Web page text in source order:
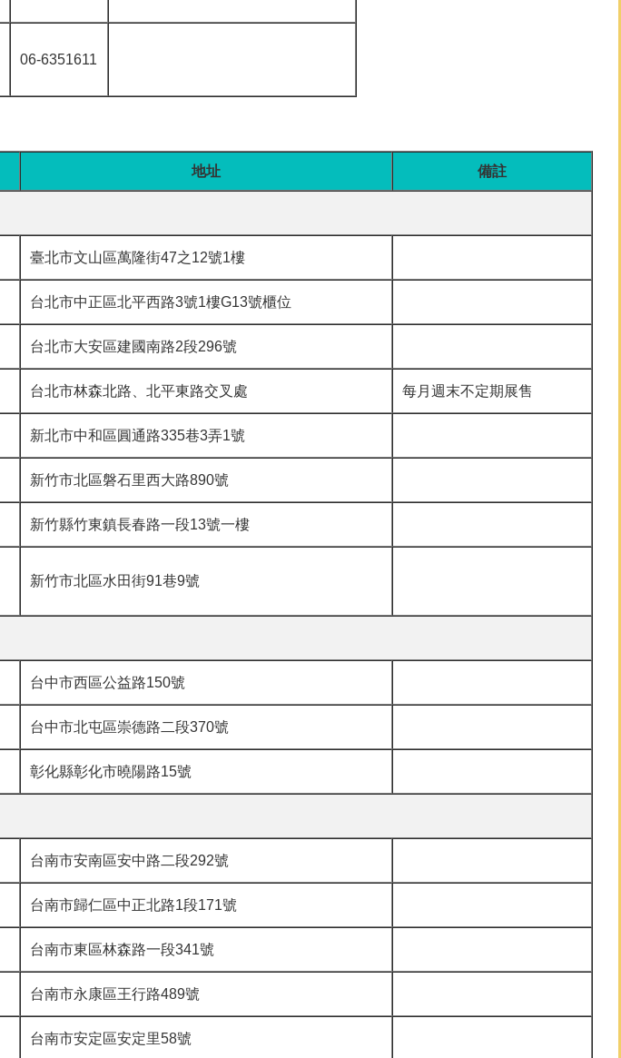
06-6351611
地址 備註
臺北市文山區萬隆街47之12號1樓
台北市中正區北平西路3號1樓G13號櫃位
台北市大安區建國南路2段296號
台北市林森北路、北平東路交叉處 每月週末不定期展售
新北市中和區圓通路335巷3弄1號
新竹市北區磐石里西大路890號
新竹縣竹東鎮長春路一段13號一樓
新竹市北區水田街91巷9號
台中市西區公益路150號
台中市北屯區崇德路二段370號
彰化縣彰化市曉陽路15號
台南市安南區安中路二段292號
台南市歸仁區中正北路1段171號
台南市東區林森路一段341號
台南市永康區王行路489號
台南市安定區安定里58號